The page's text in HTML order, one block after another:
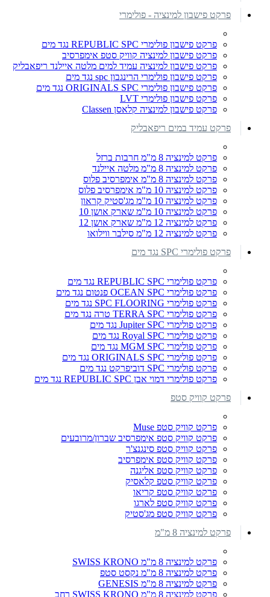
פרקט פישבון למינציה - פולימרי
פרקט פישבון פולימרי REPUBLIC SPC נגד מים
פרקט פישבון למינציה קוויק סטפ אימפרסיב
פרקט פישבון למינציה עמיד למים מלטה איילנד ריפאבליק
פרקט פישבון פולימרי הרינגבון spc נגד מים
פרקט פישבון פולימרי ORIGINALS SPC נגד מים
פרקט פישבון פולימרי LVT
פרקט פישבון למינציה קלאסן Classen
פרקט עמיד במים ריפאבליק
פרקט למינציה 8 מ"מ חרבות ברזל
פרקט למינציה 8 מ"מ מלטה איילנד
פרקט למינציה 8 מ"מ אימפרסיב פלוס
פרקט למינציה 10 מ"מ אימפרסיב פלוס
פרקט למינציה 10 מ"מ מג'סטיק קראון
פרקט למינציה 10 מ"מ שארק אושן 10
פרקט למינציה 12 מ"מ שארק אושן 12
פרקט למינציה 12 מ"מ סילבר ווילואו
פרקט פולימרי SPC נגד מים
פרקט פולימרי REPUBLIC SPC נגד מים
פרקט פולימרי OCEAN SPC פנטום נגד מים
פרקט פולימרי SPC FLOORING נגד מים
פרקט פולימרי TERRA SPC טרה נגד מים
פרקט פולימרי Jupiter SPC נגד מים
פרקט פולימרי Royal SPC נגד מים
פרקט פולימרי MGM SPC נגד מים
פרקט פולימרי ORIGINALS SPC נגד מים
פרקט פולימרי SPC דוביפרקט נגד מים
פרקט פולימרי דמוי אבן REPUBLIC SPC נגד מים
פרקט קוויק סטפ
פרקט קוויק סטפ Muse
פרקט קוויק סטפ אימפרסיב שברון/מרובעים
פרקט קוויק סטפ סינגנצ'ר
פרקט קוויק סטפ אימפרסיב
פרקט קוויק סטפ אליגנה
פרקט קוויק סטפ קלאסיק
פרקט קוויק סטפ קריאו
פרקט קוויק סטפ לארגו
פרקט קוויק סטפ מג'סטיק
פרקט למינציה 8 מ"מ
פרקט למינציה 8 מ"מ SWISS KRONO
פרקט למינציה 8 מ"מ נקסט סטפ
פרקט למינציה 8 מ"מ GENESIS
פרקט למינציה 8 מ"מ SWISS KRONO רחב